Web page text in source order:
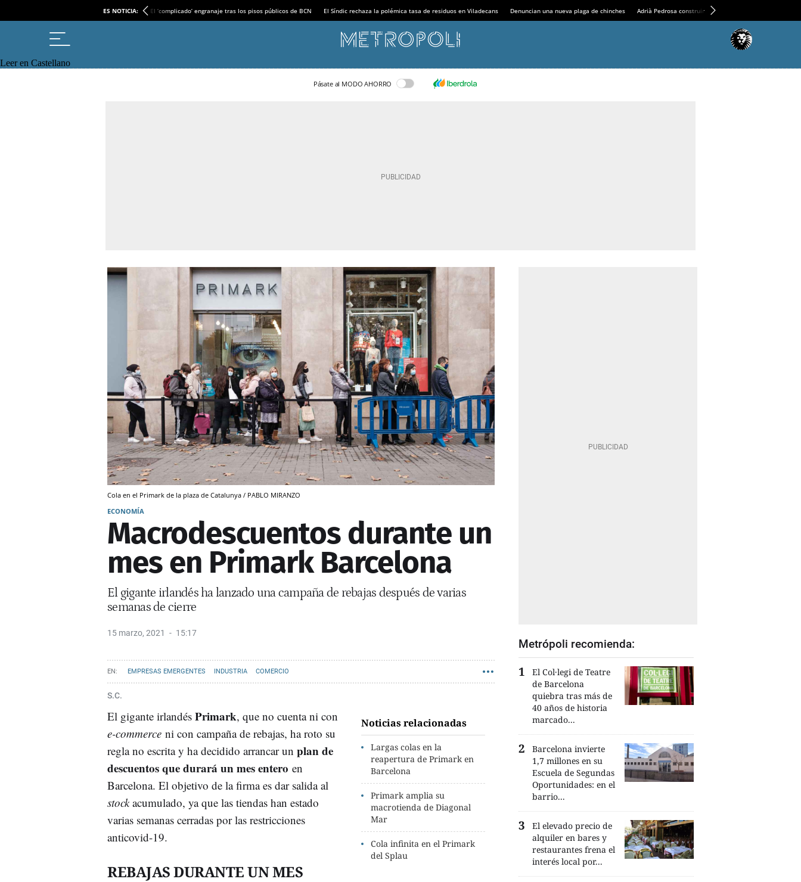
ES NOTICIA: El ‘complicado’ engranaje tras los pisos públicos de BCN El Síndic rechaza la polémica tasa de residuos en Viladecans Denuncian una nueva plaga de chinches Adrià Pedrosa construirá la nueva residencia en el
Leer en Castellano
Pásate al MODO AHORRO
Cola en el Primark de la plaza de Catalunya / PABLO MIRANZO
ECONOMÍA
Macrodescuentos durante un
mes en Primark Barcelona
El gigante irlandés ha lanzado una campaña de rebajas después de varias
semanas de cierre
15 marzo, 2021 15:17
EMPRESAS EMERGENTES INDUSTRIA COMERCIO
S.C.
Noticias relacionadas
Largas colas en la
reapertura de Primark en
Barcelona
Primark amplia su
macrotienda de Diagonal
Mar
Cola infinita en el Primark
del Splau
El gigante irlandés Primark, que no cuenta ni con
e-commerce ni con campaña de rebajas, ha roto su
regla no escrita y ha decidido arrancar un plan de
descuentos que durará un mes entero en
Barcelona. El objetivo de la firma es dar salida al
stockacumulado, ya que las tiendas han estado
varias semanas cerradas por las restricciones
anticovid-19.
REBAJAS DURANTE UN MES
Metrópoli recomienda:
El Col·legi de Teatre
de Barcelona
quiebra tras más de
40 años de historia
marcado...
Barcelona invierte
1,7 millones en su
Escuela de Segundas
Oportunidades: en el
barrio...
El elevado precio de
alquiler en bares y
restaurantes frena el
interés local por...